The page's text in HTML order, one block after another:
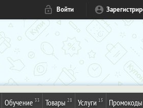
Войти
Обучение 33 Товары 28 Услуги 15 Промокоды